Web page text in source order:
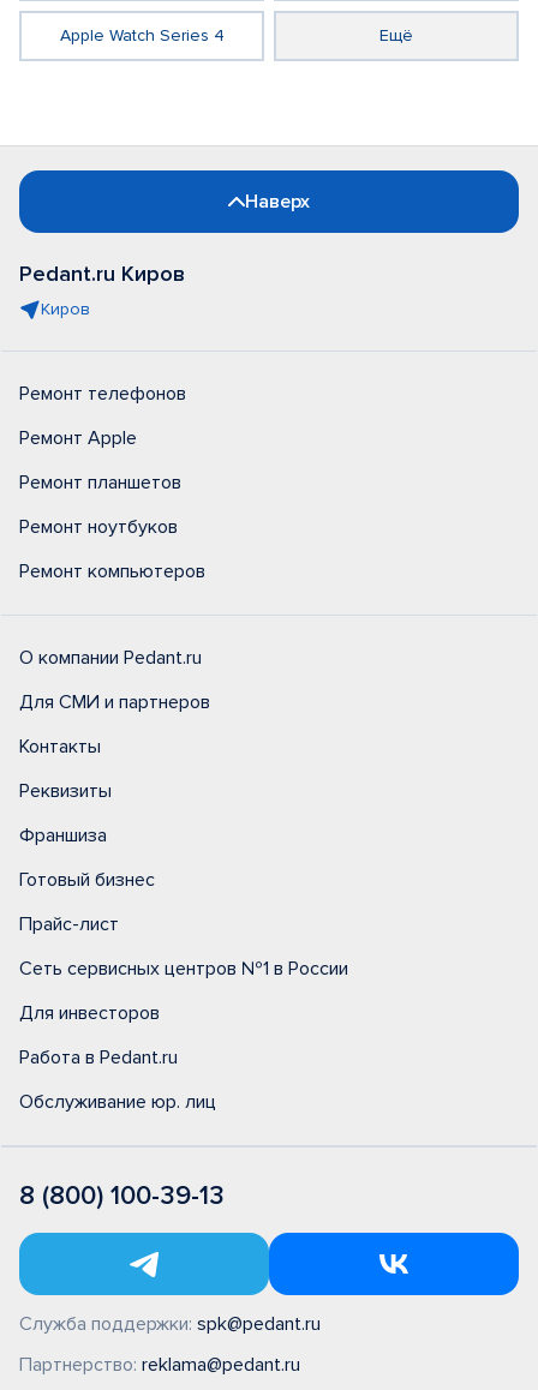
Apple Watch Series 4 Ещё
Наверх
Pedant.ru Киров
Киров
Ремонт телефонов
Ремонт Apple
Ремонт планшетов
Ремонт ноутбуков
Ремонт компьютеров
О компании Pedant.ru
Для СМИ и партнеров
Контакты
Реквизиты
Франшиза
Готовый бизнес
Прайс-лист
Сеть сервисных центров №1 в России
Для инвесторов
Работа в Pedant.ru
Обслуживание юр. лиц
8 (800) 100-39-13
Служба поддержки: spk@pedant.ru
Партнерство: reklama@pedant.ru